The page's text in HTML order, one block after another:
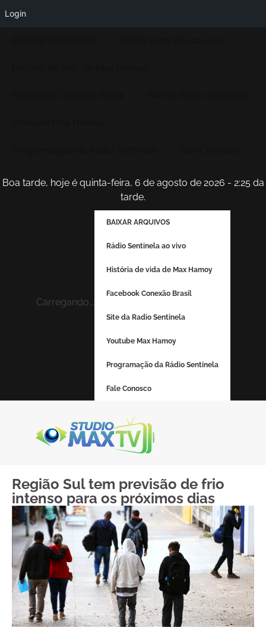
Boa tarde, hoje é quinta-feira, 6 de agosto de 2026 - 2:25 da
tarde.
Carregando...
BAIXAR ARQUIVOS
Rádio Sentinela ao vivo
História de vida de Max Hamoy
Facebook Conexão Brasil
Site da Radio Sentinela
Youtube Max Hamoy
Programação da Rádio Sentinela
Fale Conosco
Região Sul tem previsão de frio
intenso para os próximos dias
Login